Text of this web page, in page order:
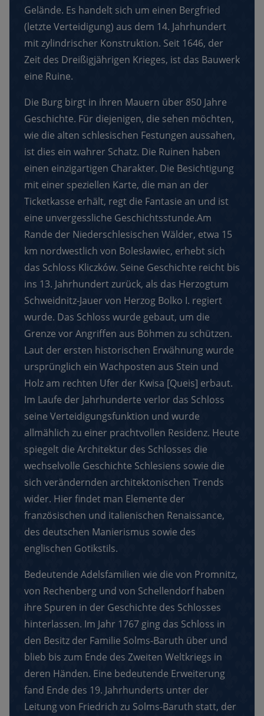
Gelände. Es handelt sich um einen Bergfried
(letzte Verteidigung) aus dem 14. Jahrhundert
mit zylindrischer Konstruktion. Seit 1646, der
Zeit des Dreißigjährigen Krieges, ist das Bauwerk
eine Ruine.
Die Burg birgt in ihren Mauern über 850 Jahre
Geschichte. Für diejenigen, die sehen möchten,
wie die alten schlesischen Festungen aussahen,
ist dies ein wahrer Schatz. Die Ruinen haben
einen einzigartigen Charakter. Die Besichtigung
mit einer speziellen Karte, die man an der
Ticketkasse erhält, regt die Fantasie an und ist
eine unvergessliche Geschichtsstunde.Am
Rande der Niederschlesischen Wälder, etwa 15
km nordwestlich von Bolesławiec, erhebt sich
das Schloss Kliczków. Seine Geschichte reicht bis
ins 13. Jahrhundert zurück, als das Herzogtum
Schweidnitz-Jauer von Herzog Bolko I. regiert
wurde. Das Schloss wurde gebaut, um die
Grenze vor Angriffen aus Böhmen zu schützen.
Laut der ersten historischen Erwähnung wurde
ursprünglich ein Wachposten aus Stein und
Holz am rechten Ufer der Kwisa [Queis] erbaut.
Im Laufe der Jahrhunderte verlor das Schloss
seine Verteidigungsfunktion und wurde
allmählich zu einer prachtvollen Residenz. Heute
spiegelt die Architektur des Schlosses die
wechselvolle Geschichte Schlesiens sowie die
sich verändernden architektonischen Trends
wider. Hier findet man Elemente der
französischen und italienischen Renaissance,
des deutschen Manierismus sowie des
englischen Gotikstils.
Bedeutende Adelsfamilien wie die von Promnitz,
von Rechenberg und von Schellendorf haben
ihre Spuren in der Geschichte des Schlosses
hinterlassen. Im Jahr 1767 ging das Schloss in
den Besitz der Familie Solms-Baruth über und
blieb bis zum Ende des Zweiten Weltkriegs in
deren Händen. Eine bedeutende Erweiterung
fand Ende des 19. Jahrhunderts unter der
Leitung von Friedrich zu Solms-Baruth statt, der